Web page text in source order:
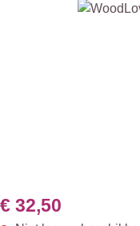
Afbeeldingengalerij
€ 32,50